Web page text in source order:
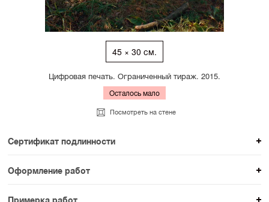
45 × 30 см.
Цифровая печать. Ограниченный тираж. 2015.
Осталось мало
Посмотреть на стене
Сертификат подлинности
К каждому авторскому произведению мы
прикладываем сертификат подлинности. Для товаров
раздела SAMPLE СЕРИЯ сертификаты не
Оформление работ
При покупке произведения вы можете выбрать и
Примерка работ